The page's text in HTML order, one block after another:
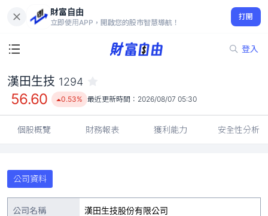
財富自由
立即使用APP，開啟您的股市智慧導航！
打開
登入
56.60
0.53%
漢田生技 1294
56.60 0.53% 最近更新時間： 2026/08/07 05:30
個股概覽 財務報表 獲利能力 安全性分析
公司資料
公司名稱 漢田生技股份有限公司